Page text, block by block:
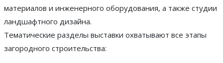
материалов и инженерного оборудования, а также студии
ландшафтного дизайна.
Тематические разделы выставки охватывают все этапы
загородного строительства: